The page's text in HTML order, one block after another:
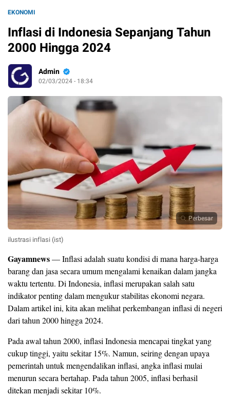
EKONOMI
Inflasi di Indonesia Sepanjang Tahun
2000 Hingga 2024
Admin
02/03/2024 - 18:34
Perbesar
ilustrasi inflasi (ist)
Gayamnews— Inflasi adalah suatu kondisi di mana harga-harga
barang dan jasa secara umum mengalami kenaikan dalam jangka
waktu tertentu. Di Indonesia, inflasi merupakan salah satu
indikator penting dalam mengukur stabilitas ekonomi negara.
Dalam artikel ini, kita akan melihat perkembangan inflasi di negeri
dari tahun 2000 hingga 2024.
Pada awal tahun 2000, inflasi Indonesia mencapai tingkat yang
cukup tinggi, yaitu sekitar 15%. Namun, seiring dengan upaya
pemerintah untuk mengendalikan inflasi, angka inflasi mulai
menurun secara bertahap. Pada tahun 2005, inflasi berhasil
ditekan menjadi sekitar 10%.